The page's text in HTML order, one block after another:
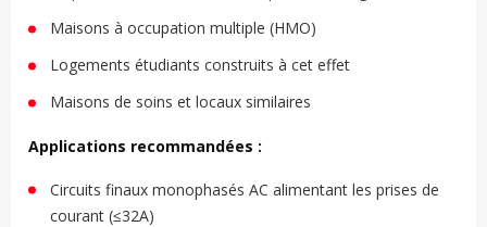
Maisons à occupation multiple (HMO)
Logements étudiants construits à cet effet
Maisons de soins et locaux similaires
Applications recommandées :
Circuits finaux monophasés AC alimentant les prises de
courant (≤32A)